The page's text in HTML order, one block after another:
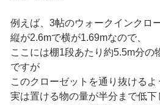
例えば、3帖のウォークインクロ
縦が2.6mで横が1.69mなので、
ここには棚1段あたり約5.5m分の
ですが
このクローゼットを通り抜けるよ
実は置ける物の量が半分まで低下